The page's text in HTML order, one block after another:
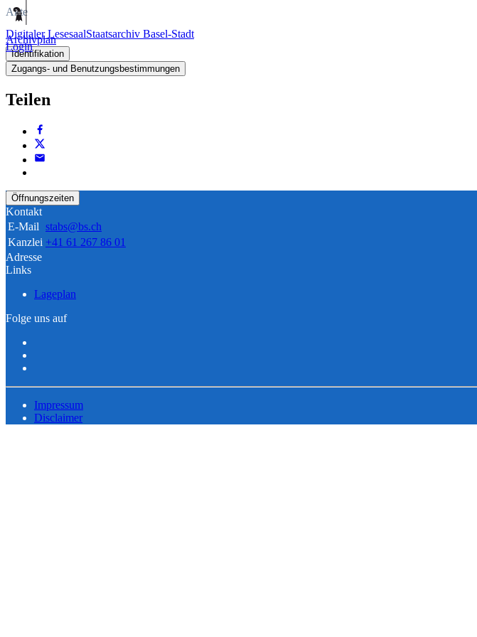
Digitaler LesesaalStaatsarchiv Basel-Stadt
Login
Akte
Archivplan
Identifikation
Zugangs- und Benutzungsbestimmungen
Teilen
Öffnungszeiten
Kontakt
E-Mail stabs@bs.ch
Kanzlei +41 61 267 86 01
Adresse
Links
Lageplan
Folge uns auf
Impressum
Disclaimer